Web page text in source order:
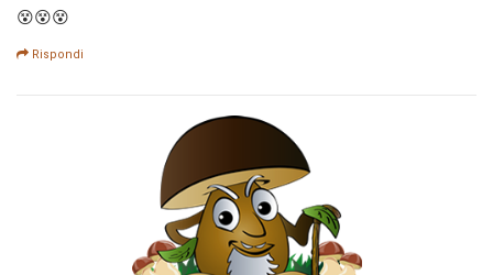
😵😵😵
Rispondi